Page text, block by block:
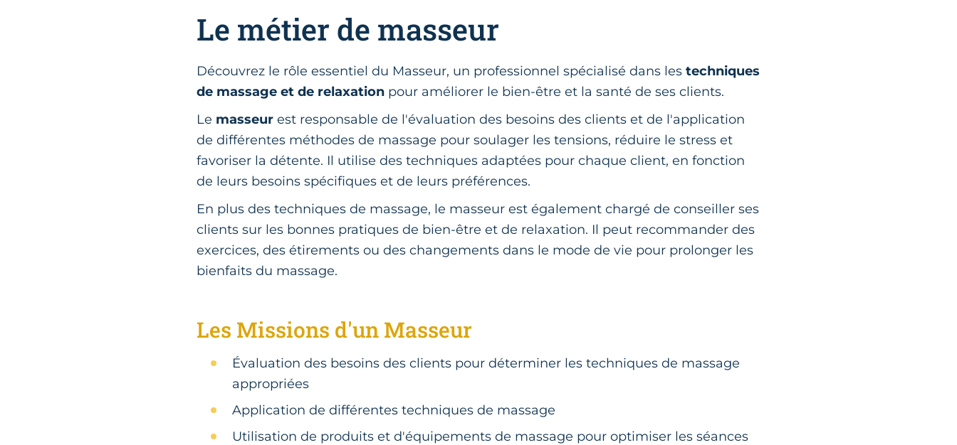
Le métier de masseur
Découvrez le rôle essentiel du Masseur, un professionnel spécialisé dans lestechniques
de massage et de relaxation pour améliorer le bien-être et la santé de ses clients.
Le masseurest responsable de l'évaluation des besoins des clients et de l'application
de différentes méthodes de massage pour soulager les tensions, réduire le stress et
favoriser la détente. Il utilise des techniques adaptées pour chaque client, en fonction
de leurs besoins spécifiques et de leurs préférences.
En plus des techniques de massage, le masseur est également chargé de conseiller ses
clients sur les bonnes pratiques de bien-être et de relaxation. Il peut recommander des
exercices, des étirements ou des changements dans le mode de vie pour prolonger les
bienfaits du massage.
Les Missions d'un Masseur
Évaluation des besoins des clients pour déterminer les techniques de massage
appropriées
Application de différentes techniques de massage
Utilisation de produits et d'équipements de massage pour optimiser les séances